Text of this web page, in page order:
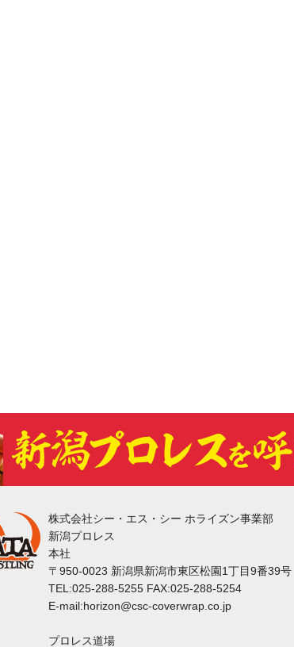
株式会社シー・エス・シー ホライズン事業部
新潟プロレス
本社
〒950-0023 新潟県新潟市東区松園1丁目9番39号
TEL:025-288-5255 FAX:025-288-5254
E-mail:horizon@csc-coverwrap.co.jp
プロレス道場